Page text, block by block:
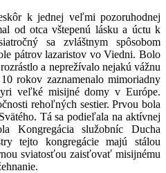
k jednej veľmi pozoruhodnej
od otca vštepenú lásku a úctu k
sa zvláštnym spôsobom
pátrov lazaristov vo Viedni. Bolo
a neprežívalo nejakú vážnu
rokov zaznamenalo mimoriadny
veľké misijné domy v Európe.
rehoľných sestier. Prvou bola
Tá sa podieľala na aktívnej
Kongregácia služobníc Ducha
tejto kongregácie majú stálou
sviatosťou zaisťovať misijnému